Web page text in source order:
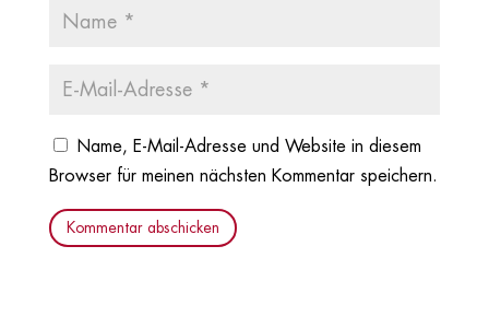
Name, E-Mail-Adresse und Website in diesem
Browser für meinen nächsten Kommentar speichern.
Kommentar abschicken